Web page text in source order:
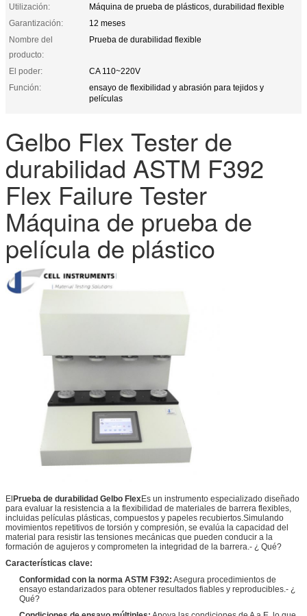
Utilización:
Máquina de prueba de plásticos, durabilidad flexible
Garantización:
12 meses
Nombre del
producto:
Prueba de durabilidad flexible
El poder:
CA 110~220V
Función:
ensayo de flexibilidad y abrasión para tejidos y
películas
Gelbo Flex Tester de
durabilidad ASTM F392
Flex Failure Tester
Máquina de prueba de
película de plástico
ElPrueba de durabilidad Gelbo FlexEs un instrumento especializado diseñado
para evaluar la resistencia a la flexibilidad de materiales de barrera flexibles,
incluidas películas plásticas, compuestos y papeles recubiertos.Simulando
movimientos repetitivos de torsión y compresión, se evalúa la capacidad del
material para resistir las tensiones mecánicas que pueden conducir a la
formación de agujeros y comprometen la integridad de la barrera.- ¿ Qué?
Características clave:
Conformidad con la norma ASTM F392: Asegura procedimientos de
ensayo estandarizados para obtener resultados fiables y reproducibles.- ¿
Qué?